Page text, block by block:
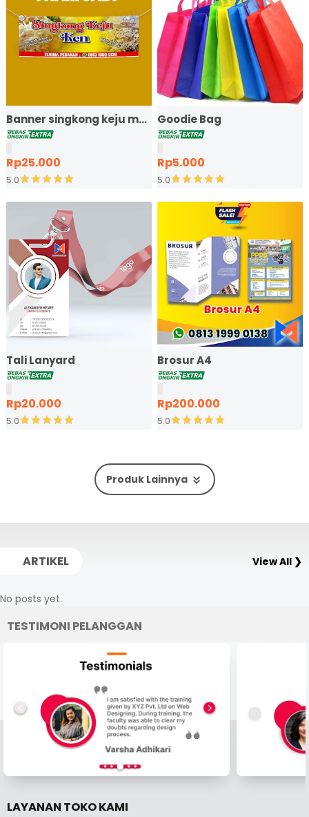
Banner singkong keju murah ekspres
Rp25.000
5.0
Goodie Bag
Rp5.000
5.0
Tali Lanyard
Rp20.000
5.0
Brosur A4
Rp200.000
5.0
Produk Lainnya
ARTIKEL View All ❯
No posts yet.
TESTIMONI PELANGGAN
LAYANAN TOKO KAMI